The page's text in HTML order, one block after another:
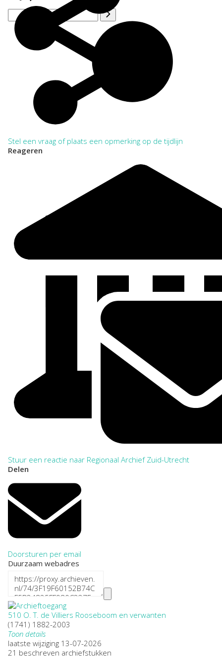
Stel een vraag of plaats een opmerking op de tijdlijn
Reageren
Stuur een reactie naar Regionaal Archief Zuid-Utrecht
Delen
Doorsturen per email
Duurzaam webadres
510 O. T. de Villiers Rooseboom en verwanten
(1741) 1882-2003
Toon details
Datering:
(1741) 1882-2003
laatste wijziging 13-07-2026
21 beschreven archiefstukken